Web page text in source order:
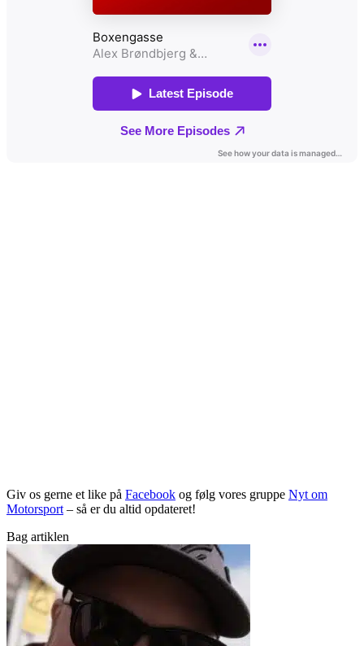
Giv os gerne et like på Facebook og følg vores gruppe Nyt om
Motorsport– så er du altid opdateret!
Bag artiklen